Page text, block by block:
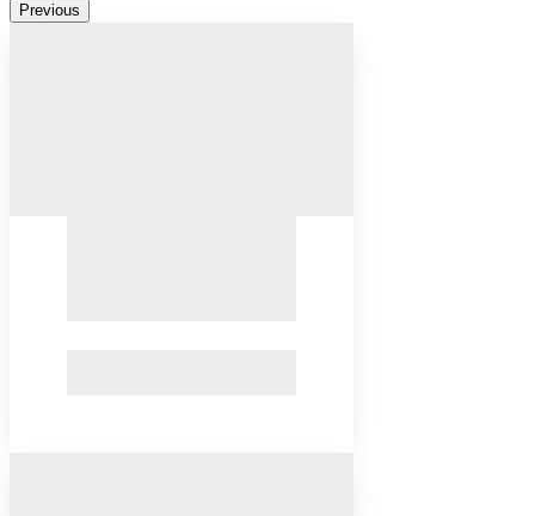
Previous